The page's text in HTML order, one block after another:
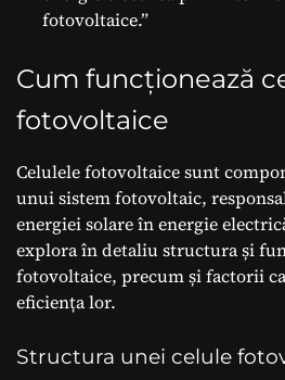
fotovoltaice.”
Cum funcționează
fotovoltaice
Celulele fotovoltaice sunt
unui sistem fotovoltaic,
energiei solare în energie
explora în detaliu structura și
fotovoltaice, precum și factorii
eficiența lor.
Structura unei celule